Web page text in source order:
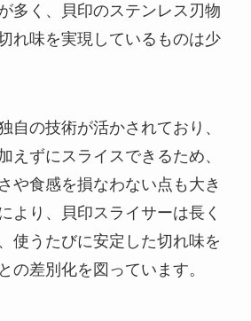
多く、貝印のステンレス刃物
れ味を実現しているものは少
自の技術が活かされており、
えずにスライスできるため、
や食感を損なわない点も大き
より、貝印スライサーは長く
使うたびに安定した切れ味を
の差別化を図っています。